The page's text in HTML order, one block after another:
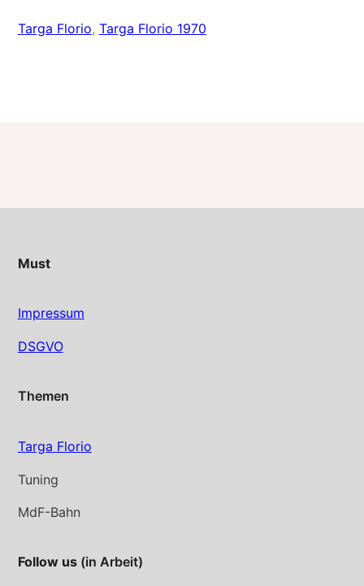
Targa Florio, Targa Florio 1970
Must
Impressum
DSGVO
Themen
Targa Florio
Tuning
MdF-Bahn
Follow us(in Arbeit)